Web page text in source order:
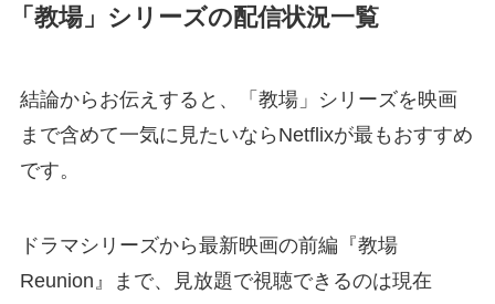
「教場」シリーズの配信状況一覧
結論からお伝えすると、「教場」シリーズを映画
まで含めて一気に見たいならNetflixが最もおすすめ
です。
ドラマシリーズから最新映画の前編『教場
Reunion』まで、見放題で視聴できるのは現在